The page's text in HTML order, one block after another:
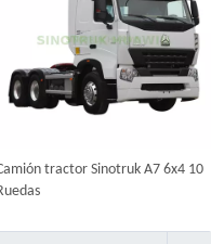
tractor Sinotruk A7 6x4 10